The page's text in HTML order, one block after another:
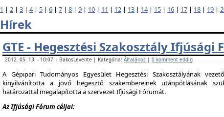
1 | 2 | 3 | 4| 5 | 6 | 7 | 8 | 9 | 10 | 11 | 12 | 13 | 14| 15 | 16 | 17 | 18 | 19 |
Hírek
GTE - Hegesztési Szakosztály Ifjúsági
2012. 05. 13. - 10:07 | BakosLevente | Kategória: Általános | 0 komment eddig
A Gépipari Tudományos Egyesület Hegesztési Szakosztályának
kinyilvánította a jövő hegesztő szakembereinek utánpótlásának
határozattal megalapította a szervezet Ifjúsági Fórumát.
Az Ifjúsági Fórum céljai: